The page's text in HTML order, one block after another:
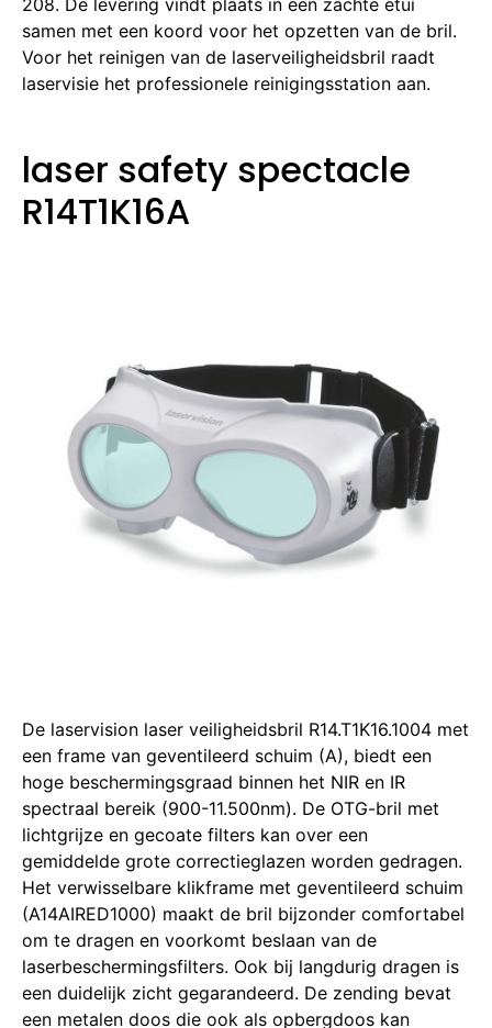
samen met een koord voor het opzetten van de bril.
Voor het reinigen van de laserveiligheidsbril raadt
laservisie het professionele reinigingsstation aan.
laser safety spectacle
R14T1K16A
De laservision laser veiligheidsbril R14.T1K16.1004 met
een frame van geventileerd schuim (A), biedt een
hoge beschermingsgraad binnen het NIR en IR
spectraal bereik (900-11.500nm). De OTG-bril met
lichtgrijze en gecoate filters kan over een
gemiddelde grote correctieglazen worden gedragen.
Het verwisselbare klikframe met geventileerd schuim
(A14AIRED1000) maakt de bril bijzonder comfortabel
om te dragen en voorkomt beslaan van de
laserbeschermingsfilters. Ook bij langdurig dragen is
een duidelijk zicht gegarandeerd. De zending bevat
een metalen doos die ook als opbergdoos kan